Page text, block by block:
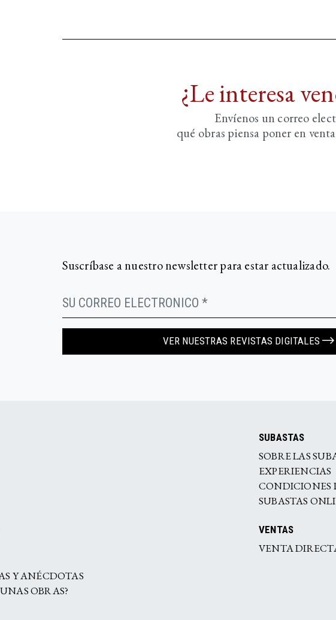
¿Le interesa
Envíenos un correo
qué obras piensa poner en
Suscríbase a nuestro newsletter para estar actualizado.
VER NUESTRAS REVISTAS DIGITALES
Y ANÉCDOTAS
OBRAS?
SUBASTAS
SOBRE LAS
EXPERIENCIAS
CONDICIONES
SUBASTAS
VENTAS
VENTA